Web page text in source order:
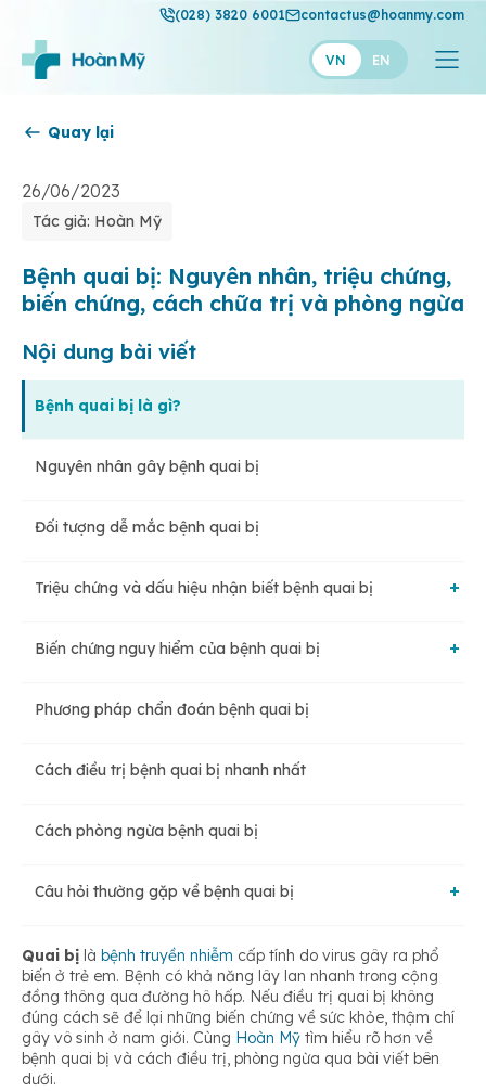
(028) 3820 6001 contactus@hoanmy.com
VN EN
Thuận Mỹ
Quay lại
26/06/2023
Tác giả: Hoàn Mỹ
Bệnh quai bị: Nguyên nhân, triệu chứng,
biến chứng, cách chữa trị và phòng ngừa
Nội dung bài viết
Bệnh quai bị là gì?
Nguyên nhân gây bệnh quai bị
Đối tượng dễ mắc bệnh quai bị
Triệu chứng và dấu hiệu nhận biết bệnh quai bị
Triệu chứng bệnh quai bị ở trẻ em
Biến chứng nguy hiểm của bệnh quai bị
Biến chứng ở nam giới
Phương pháp chẩn đoán bệnh quai bị
Cách điều trị bệnh quai bị nhanh nhất
Cách phòng ngừa bệnh quai bị
Câu hỏi thường gặp về bệnh quai bị
Bệnh quai bị có lây không?
Bệnh quai bị bao lâu thì khỏi?
Quai bị là bệnh truyền nhiễm cấp tính do virus gây ra phổ
biến ở trẻ em. Bệnh có khả năng lây lan nhanh trong cộng
đồng thông qua đường hô hấp. Nếu điều trị quai bị không
đúng cách sẽ để lại những biến chứng về sức khỏe, thậm chí
gây vô sinh ở nam giới. Cùng Hoàn Mỹ tìm hiểu rõ hơn về
bệnh quai bị và cách điều trị, phòng ngừa qua bài viết bên
dưới.